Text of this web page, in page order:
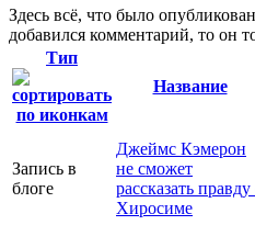
Здесь всё, что было
добавился комментарий, то он
Тип
Название
Запись в
блоге
Джеймс Кэмерон
не сможет
рассказать правду
Хиросиме